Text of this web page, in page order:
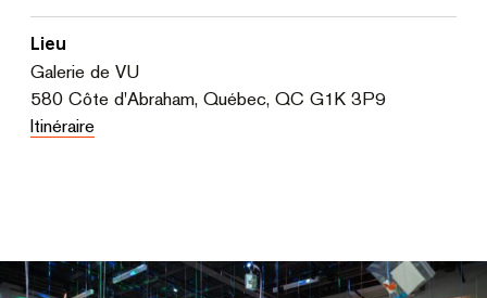
Lieu
Galerie de VU
580 Côte d'Abraham, Québec, QC G1K 3P9
Itinéraire